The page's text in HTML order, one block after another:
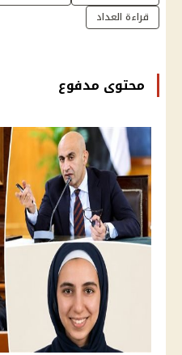
قراءة العداد
محتوى مدفوع